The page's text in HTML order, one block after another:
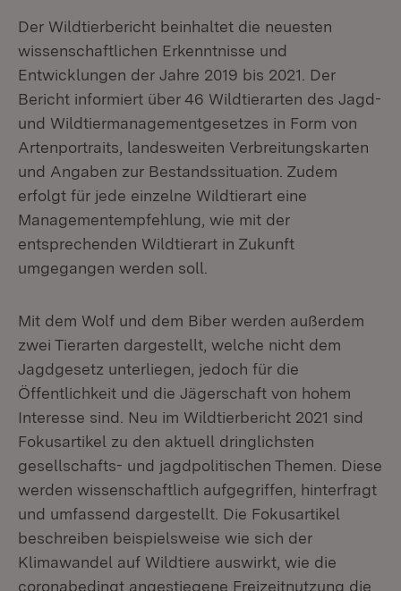
Der Wildtierbericht beinhaltet die neuesten
wissenschaftlichen Erkenntnisse und
Entwicklungen der Jahre 2019 bis 2021. Der
Bericht informiert über46 Wildtierarten des Jagd-
und Wildtiermanagementgesetzes in Form von
Artenportraits, landesweiten Verbreitungskarten
und Angaben zur Bestandssituation. Zudem
erfolgt für jede einzelne Wildtierart eine
Managementempfehlung, wie mit der
entsprechenden Wildtierart in Zukunft
umgegangen werden soll.
Mit dem Wolf und dem Biber werden außerdem
zwei Tierarten dargestellt, welche nicht dem
Jagdgesetz unterliegen, jedoch für die
Öffentlichkeit und die Jägerschaft von hohem
Interesse sind. Neu im Wildtierbericht 2021 sind
Fokusartikel zu den aktuell dringlichsten
gesellschafts- und jagdpolitischen Themen. Diese
werden wissenschaftlich aufgegriffen, hinterfragt
und umfassend dargestellt. Die Fokusartikel
beschreiben beispielsweise wie sich der
Klimawandel auf Wildtiere auswirkt, wie die
coronabedingt angestiegene Freizeitnutzung die